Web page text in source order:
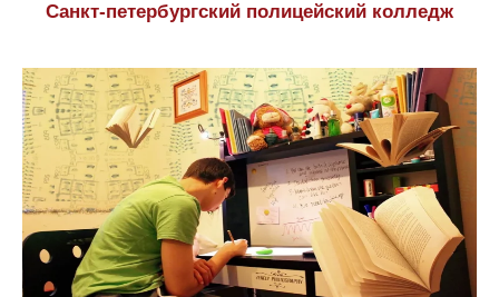
Санкт-петербургский полицейский колледж